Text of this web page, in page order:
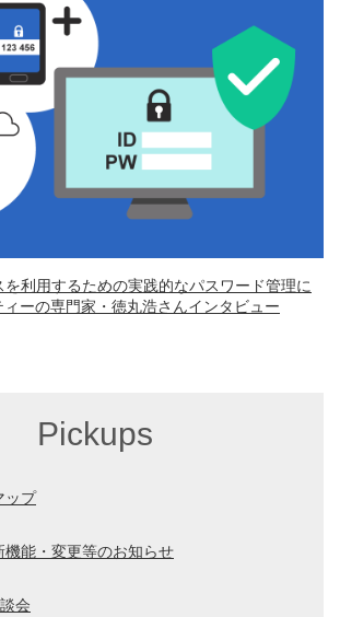
利用するための実践的なパスワード管理に
ーの専門家・徳丸浩さんインタビュー
Pickups
ップ
能・変更等のお知らせ
会